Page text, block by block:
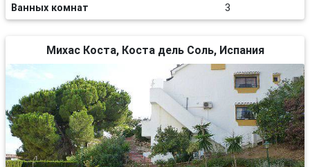
Ванных комнат
3
Михас Коста, Коста дель Соль, Испания